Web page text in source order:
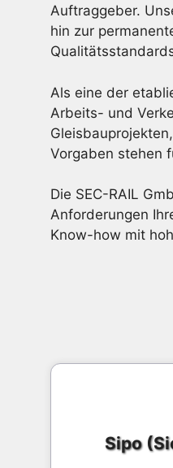
Auftraggeber.
hin zur
Als eine der
Arbeits- und
Vorgaben stehen
Die SEC-RAIL
Anforderungen
Know-how mit
Sipo